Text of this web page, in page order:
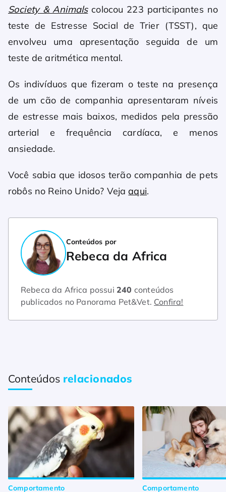
Society & Animalscolocou 223 participantes no
teste de Estresse Social de Trier (TSST), que
envolveu uma apresentação seguida de um
teste de aritmética mental.
Os indivíduos que fizeram o teste na presença
de um cão de companhia apresentaram níveis
de estresse mais baixos, medidos pela pressão
arterial e frequência cardíaca, e menos
ansiedade.
Você sabia que idosos terão companhia de pets
robôs no Reino Unido? Vejaaqui.
Conteúdos por
Rebeca da Africa
Rebeca da Africa possui 240 conteúdos
publicados no Panorama Pet&Vet. Confira!
Conteúdos relacionados
Comportamento Comportamento